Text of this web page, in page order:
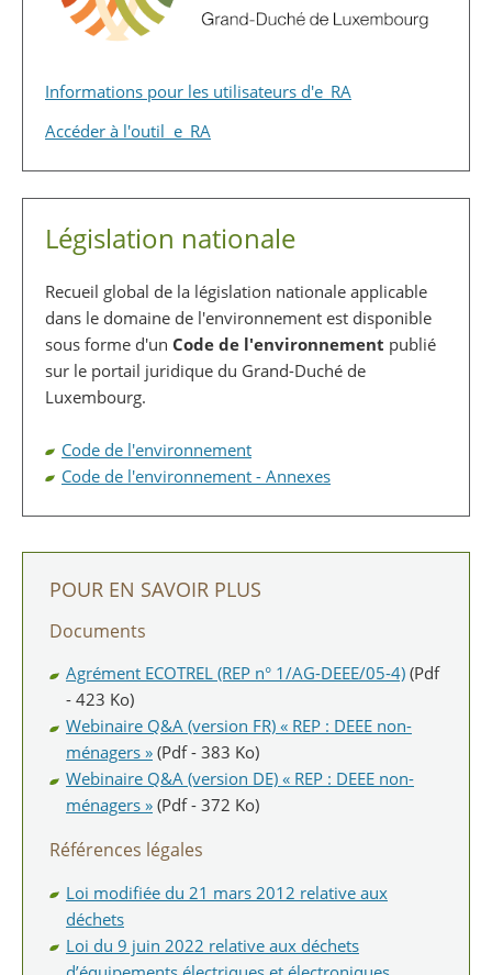
Informations pour les utilisateurs d'e_RA
Accéder à l'outil e_RA
Législation nationale
Recueil global de la législation nationale applicable
dans le domaine de l'environnement est disponible
sous forme d'un Code de l'environnement publié
sur le portail juridique du Grand-Duché de
Luxembourg.
Code de l'environnement
Code de l'environnement - Annexes
POUR EN SAVOIR PLUS
Documents
Agrément ECOTREL (REP n° 1/AG-DEEE/05-4) (Pdf
- 423 Ko)
Webinaire Q&A (version FR) « REP : DEEE non-
ménagers » (Pdf - 383 Ko)
Webinaire Q&A (version DE) « REP : DEEE non-
ménagers » (Pdf - 372 Ko)
Références légales
Loi modifiée du 21 mars 2012 relative aux
déchets
Loi du 9 juin 2022 relative aux déchets